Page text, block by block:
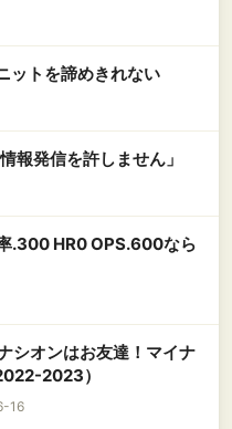
ットを諦めきれない
報発信を許しません」
.300 HR0 OPS.600なら
シオンはお友達！マイナ
2023）
16